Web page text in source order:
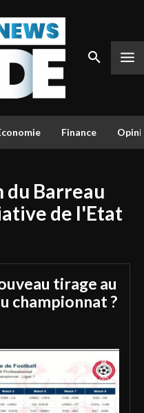
Finance
du Barreau
de l'Etat
tirage au
championnat ?